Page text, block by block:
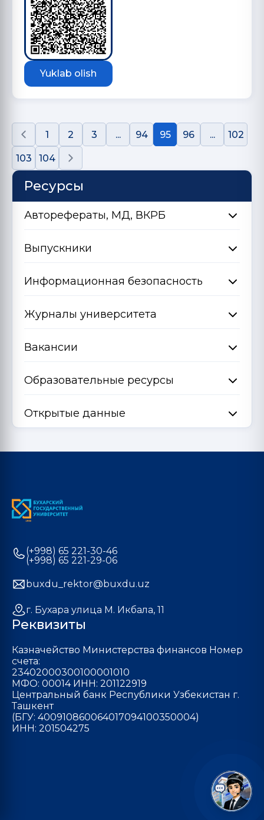
Yuklab olish
1 2 3 ... 94 95 96 ... 102
103 104
Ресурсы
Авторефераты, МД, ВКРБ
Выпускники
Информационная безопасность
Журналы университета
Вакансии
Образовательные ресурсы
Открытые данные
(+998) 65 221-30-46
(+998) 65 221-29-06
buxdu_rektor@buxdu.uz
г. Бухара улица М. Икбала, 11
Реквизиты
Казначейство Министерства финансов Номер
счета:
23402000300100001010
МФО: 00014 ИНН: 201122919
Центральный банк Республики Узбекистан г.
Ташкент
(БГУ: 400910860064017094100350004)
ИНН: 201504275